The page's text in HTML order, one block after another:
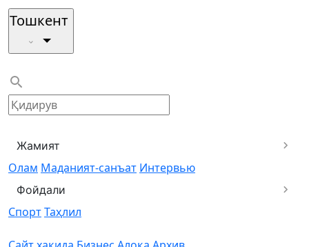
Тошкент
Жамият
Олам Маданият-санъат Интервью
Фойдали
СпортТаҳлил